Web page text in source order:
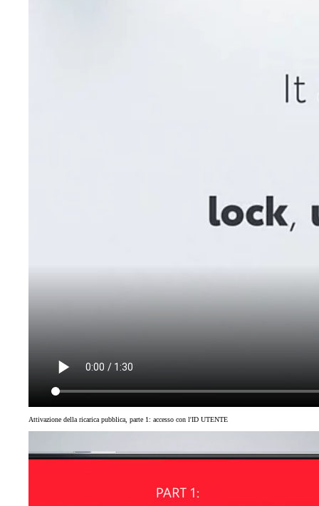
Attivazione della ricarica pubblica, parte 1: accesso con l'ID UTENTE